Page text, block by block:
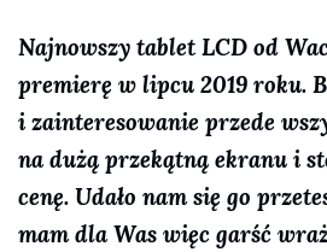
Najnowszy tablet LCD od
premierę w lipcu 2019 roku.
i zainteresowanie przede
na dużą przekątną ekranu i
cenę. Udało nam się go
mam dla Was więc garść